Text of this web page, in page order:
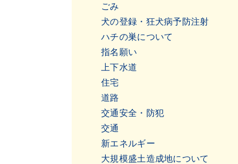
ごみ
犬の登録・狂犬病予防注射
ハチの巣について
指名願い
上下水道
住宅
道路
交通安全・防犯
交通
新エネルギー
大規模盛土造成地について